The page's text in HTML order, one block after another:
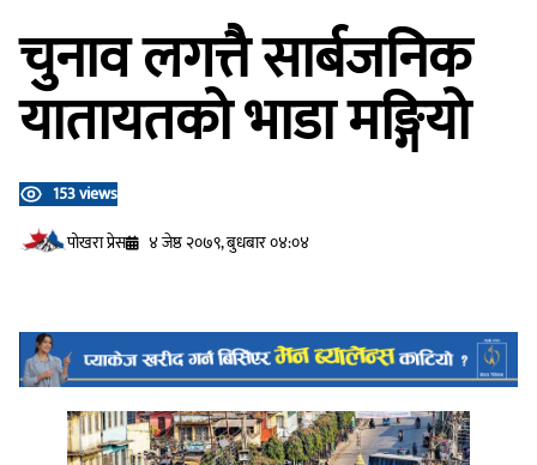
चुनाव लगत्तै सार्बजनिक
यातायतको भाडा मङ्गियो
153 views
प‍ोखरा प्रेस
४ जेष्ठ २०७९, बुधबार ०४:०४